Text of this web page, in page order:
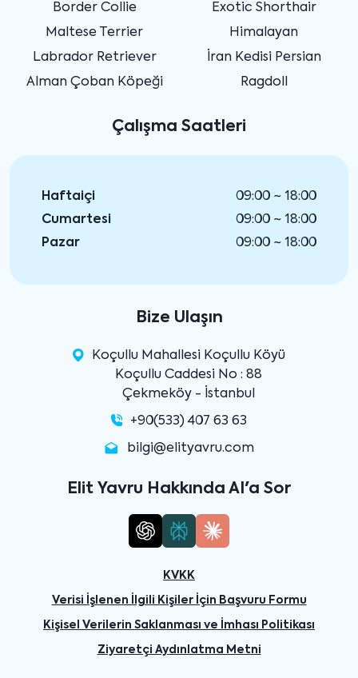
Border Collie
Maltese Terrier
Labrador Retriever
Alman Çoban Köpeği
Exotic Shorthair
Himalayan
İran Kedisi Persian
Ragdoll
Çalışma Saatleri
Haftaiçi
09:00 ~ 18:00
Cumartesi
09:00 ~ 18:00
Pazar
09:00 ~ 18:00
Bize Ulaşın
Koçullu Mahallesi Koçullu Köyü
Koçullu Caddesi No : 88
Çekmeköy - İstanbul
+90(533) 407 63 63
bilgi@elityavru.com
Elit Yavru Hakkında AI'a Sor
KVKK
Verisi İşlenen İlgili Kişiler İçin Başvuru Formu
Kişisel Verilerin Saklanması ve İmhası Politikası
Ziyaretçi Aydınlatma Metni